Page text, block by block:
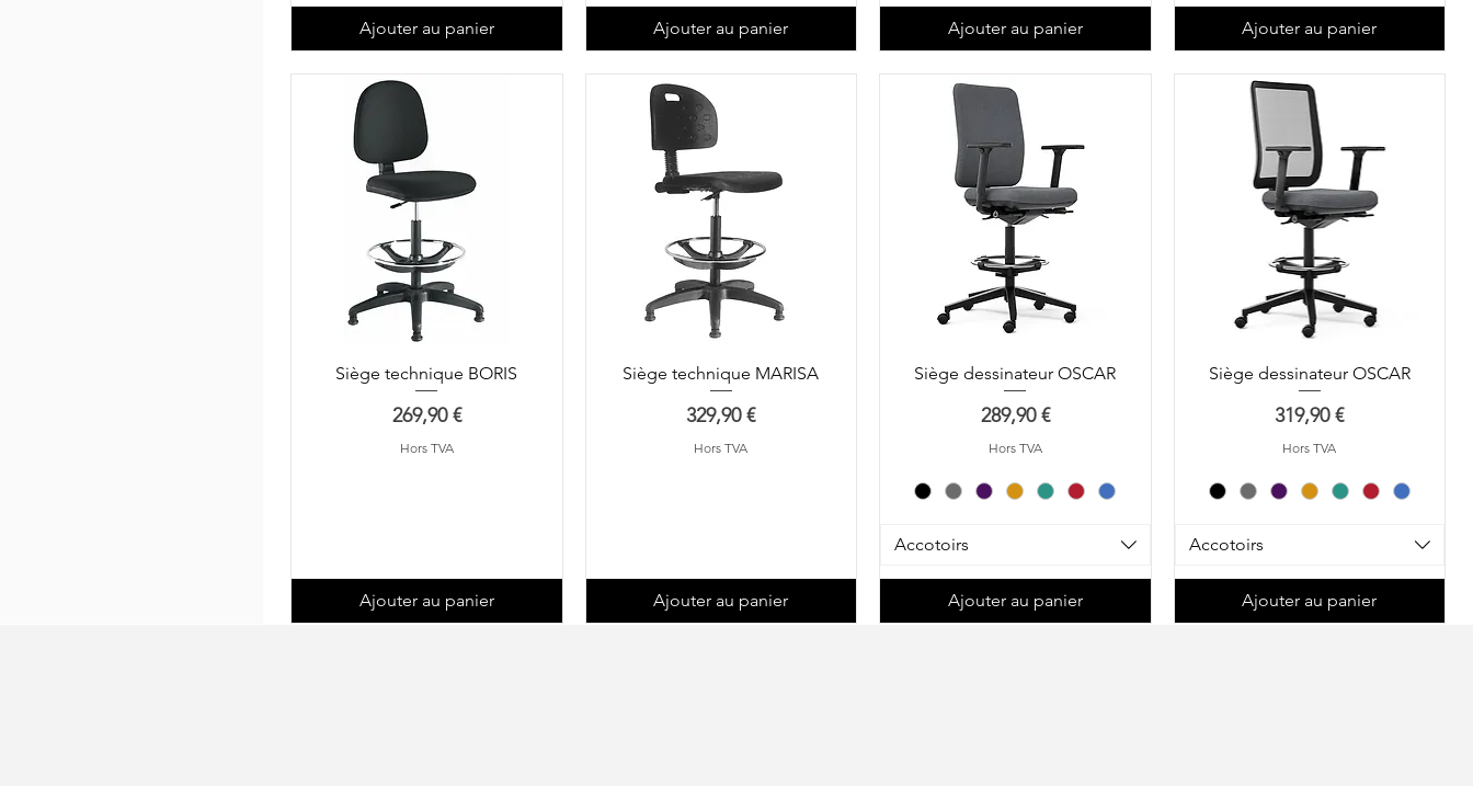
Ajouter au panier Ajouter au panier Ajouter au panier Ajouter au panier
Siège technique BORIS
Prix
269,90 €
Hors TVA
Ajouter au panier
Siège technique MARISA
Prix
329,90 €
Hors TVA
Ajouter au panier
Siège dessinateur OSCAR
Prix
289,90 €
Hors TVA
Accotoirs
Ajouter au panier
Siège dessinateur OSCAR
Prix
319,90 €
Hors TVA
Accotoirs
Ajouter au panier